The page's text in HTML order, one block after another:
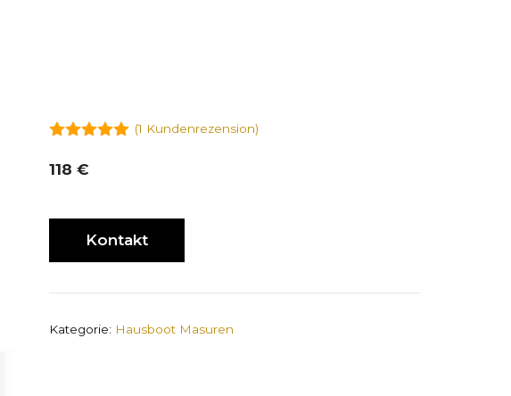
(1 Kundenrezension)
118 €
Kontakt
Kategorie: Hausboot Masuren